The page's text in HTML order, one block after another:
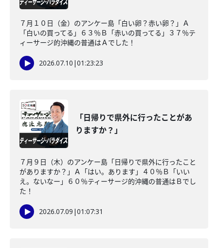
７月１０日（金）のアンケー島「白い卵？赤い卵？」Ａ
「白いの買ってる」６３％Ｂ「赤いの買ってる」３７％テ
ィーサージ的沖縄の普通はＡでした！
2026.07.10 |01:23:23
「日帰りで県外に行ったことがあ
りますか？」
７月９日（木）のアンケー島「日帰りで県外に行ったこと
がありますか？」Ａ「はい。あります」４０％Ｂ「いい
え。ないなー」６０％ティーサージ的沖縄の普通はＢでし
た！
2026.07.09 |01:07:31